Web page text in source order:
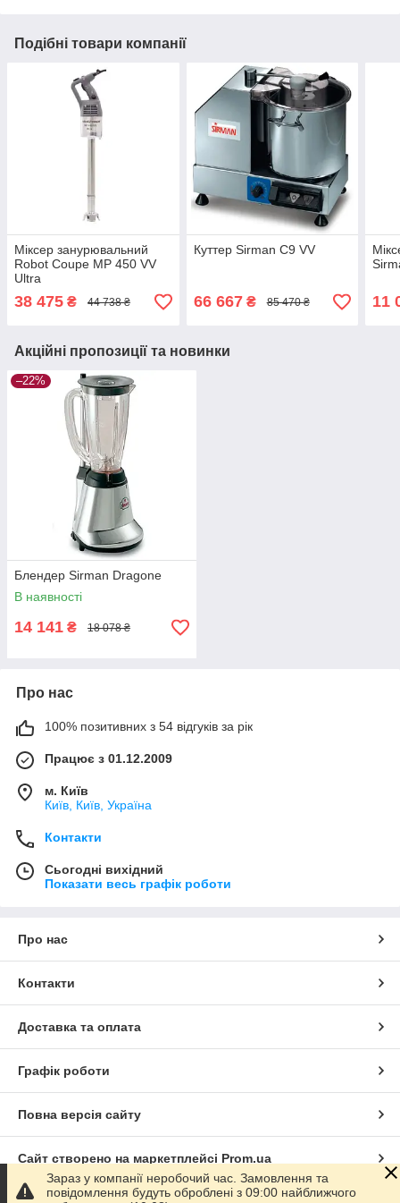
Подібні товари компанії
Міксер занурювальний
Robot Coupe MP 450 VV
Ultra
38 475 ₴ 44 738 ₴
Куттер Sirman C9 VV
66 667₴ 85 470 ₴ 11
Акційні пропозиції та новинки
–22%
Блендер Sirman Dragone
В наявності
14 141 ₴ 18 078 ₴
Про нас
100% позитивних з 54 відгуків за рік
Працює з 01.12.2009
м. Київ
Київ, Київ, Україна
Контакти
Сьогодні вихідний
Показати весь графік роботи
Про нас
Контакти
Доставка та оплата
Графік роботи
Повна версія сайту
Сайт створено на маркетплейсі Prom.ua
Зараз у компанії неробочий час. Замовлення та
повідомлення будуть оброблені з 09:00 найближчого